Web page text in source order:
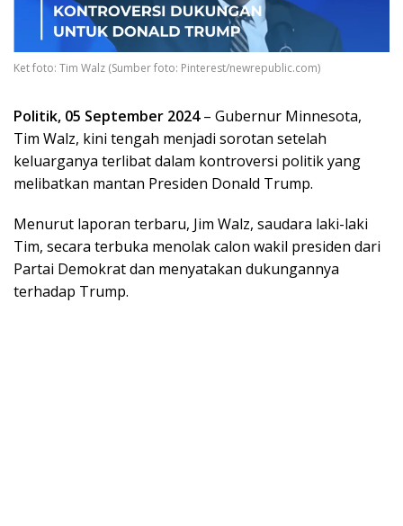
Ket foto: Tim Walz (Sumber foto: Pinterest/newrepublic.com)
Politik, 05 September 2024– Gubernur Minnesota,
Tim Walz, kini tengah menjadi sorotan setelah
keluarganya terlibat dalam kontroversi politik yang
melibatkan mantan Presiden Donald Trump.
Menurut laporan terbaru, Jim Walz, saudara laki-laki
Tim, secara terbuka menolak calon wakil presiden dari
Partai Demokrat dan menyatakan dukungannya
terhadap Trump.